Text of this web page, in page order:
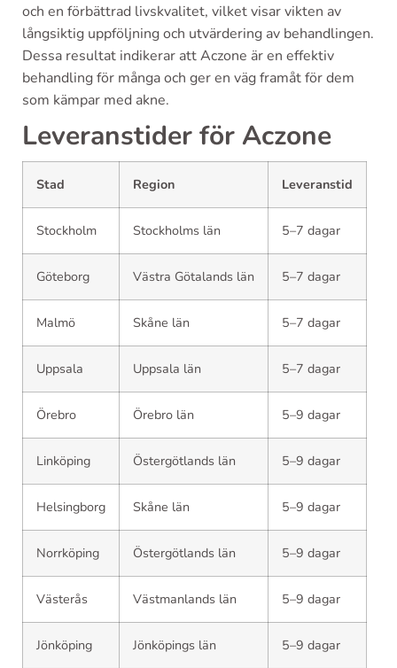
och en förbättrad livskvalitet, vilket visar vikten av
långsiktig uppföljning och utvärdering av behandlingen.
Dessa resultat indikerar att Aczone är en effektiv
behandling för många och ger en väg framåt för dem
som kämpar med akne.
Leveranstider för Aczone
Stad Region Leveranstid
Stockholm Stockholms län 5–7 dagar
Göteborg Västra Götalands län 5–7 dagar
Malmö Skåne län 5–7 dagar
Uppsala Uppsala län 5–7 dagar
Örebro Örebro län 5–9 dagar
Linköping Östergötlands län 5–9 dagar
Helsingborg Skåne län 5–9 dagar
Norrköping Östergötlands län 5–9 dagar
Västerås Västmanlands län 5–9 dagar
Jönköping Jönköpings län 5–9 dagar